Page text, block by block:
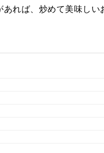
れば、炒めて美味しい